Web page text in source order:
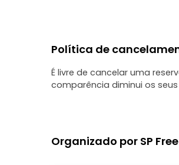
Política de
É livre de cancelar uma
comparência diminui os
Organizado por SP